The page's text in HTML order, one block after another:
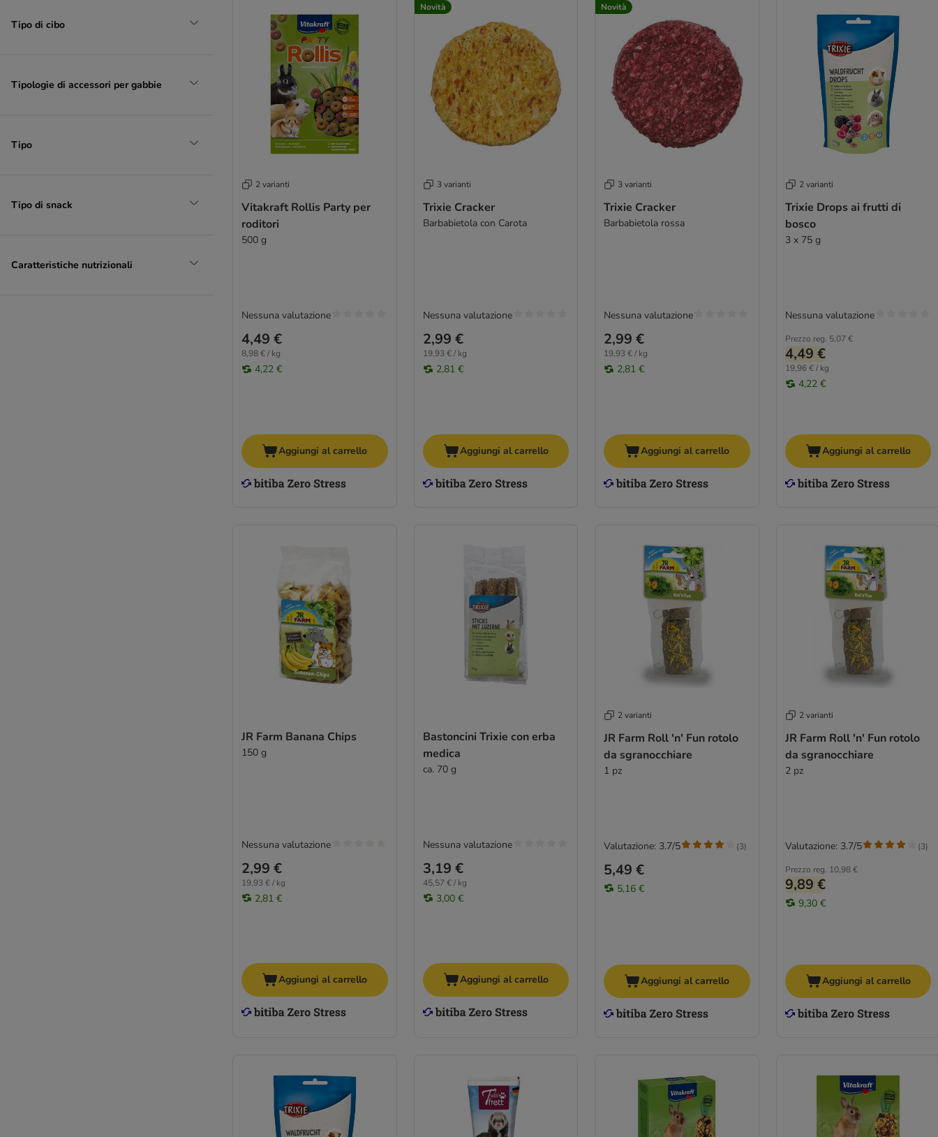
Tipo di cibo
Tipologie di accessori per gabbie
Tipo
Tipo di snack
Caratteristiche nutrizionali
2 varianti
Vitakraft Rollis Party per
roditori
500 g
4,49 €
8,98 € / kg
4,22 €
Nessuna valutazione
Aggiungi al carrello
Novità
3 varianti
Trixie Cracker
Barbabietola con Carota
2,99 €
19,93 € / kg
2,81 €
Nessuna valutazione
Aggiungi al carrello
Novità
3 varianti
Trixie Cracker
Barbabietola rossa
2,99 €
19,93 € / kg
2,81 €
Nessuna valutazione
Aggiungi al carrello
2 varianti
Trixie Drops ai frutti di
bosco
3 x 75 g
Prezzo reg. 5,07 €
4,49 €
19,96 € / kg
4,22 €
Nessuna valutazione
Aggiungi al carrello
JR Farm Banana Chips
150 g
2,99 €
19,93 € / kg
2,81 €
Nessuna valutazione
Aggiungi al carrello
Bastoncini Trixie con erba
medica
ca. 70 g
3,19 €
45,57 € / kg
3,00 €
Nessuna valutazione
Aggiungi al carrello
2 varianti
JR Farm Roll 'n' Fun rotolo
da sgranocchiare
1 pz
5,49 €
5,16 €
Valutazione: 3.7/5 (3)
Aggiungi al carrello
2 varianti
JR Farm Roll 'n' Fun rotolo
da sgranocchiare
2 pz
Prezzo reg. 10,98 €
9,89 €
9,30 €
Valutazione: 3.7/5 (3)
Aggiungi al carrello